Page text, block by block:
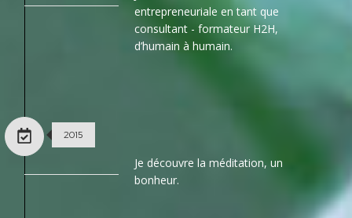
entrepreneuriale en tant que
consultant - formateur H2H,
d’humain à humain.
Je découvre la méditation, un
bonheur.
2015